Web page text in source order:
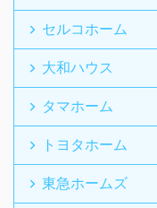
セルコホーム
大和ハウス
タマホーム
トヨタホーム
東急ホームズ